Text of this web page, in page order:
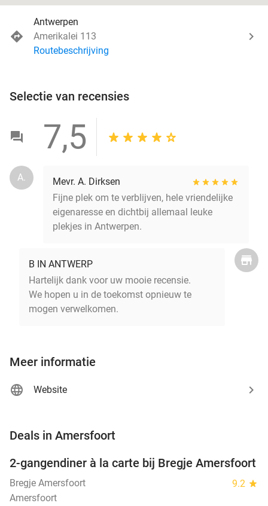
Antwerpen
Amerikalei 113
Routebeschrijving
Selectie van recensies
7,5
A.
Mevr. A. Dirksen
Fijne plek om te verblijven, hele vriendelijke
eigenaresse en dichtbij allemaal leuke
plekjes in Antwerpen.
B IN ANTWERP
Hartelijk dank voor uw mooie recensie.
We hopen u in de toekomst opnieuw te
mogen verwelkomen.
Meer informatie
Website
Deals in Amersfoort
12%
2-gangendiner à la carte bij Bregje Amersfoort
Bregje Amersfoort 9.2 star
Amersfoort